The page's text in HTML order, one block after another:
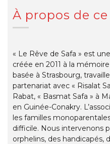
À propos de
« Le Rêve de Safa » est
créée en 2011 à la
basée à Strasbourg,
partenariat avec « Risalat
Rabat, « Basmat Safa » à
en Guinée-Conakry.
les familles
difficile. Nous intervenons
orphelins, des handicapés,